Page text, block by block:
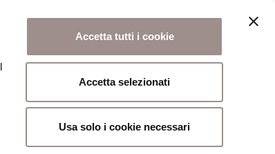
Accetta tutti i cookie
Accetta selezionati
Usa solo i cookie necessari
Scuola Alti Studi